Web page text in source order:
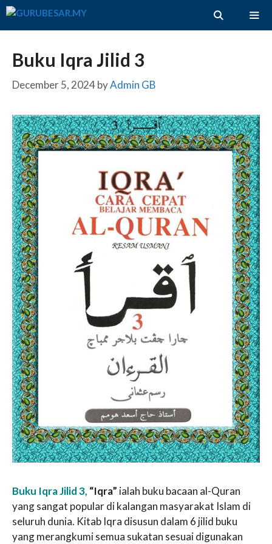
Skip
Buku Iqra Jilid 3
December 5, 2024byAdmin GB
Buku Iqra Jilid 3, “Iqra” ialah buku bacaan al-Quran
yang sangat popular di kalangan masyarakat Islam di
seluruh dunia. Kitab Iqra disusun dalam 6 jilid buku
yang merangkumi semua sukatan sesuai digunakan